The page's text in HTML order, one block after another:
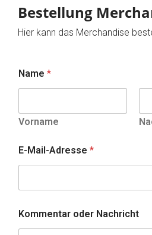
Bestellung
Hier kann das Merchandise
Name *
Vorname
E-Mail-Adresse *
Kommentar oder Nachricht